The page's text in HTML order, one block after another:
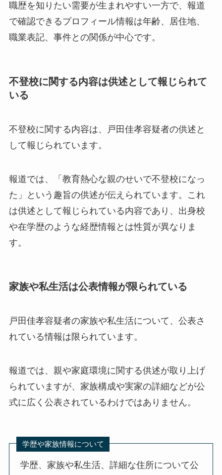
職歴を知りたい需要が生まれやすい一方で、報道
で確認できるプロフィール情報は年齢、居住地、
職業表記、事件との関係が中心です。
不登校に関する内容は供述として報じられて
いる
不登校に関する内容は、戸田佳孝容疑者の供述と
して報じられています。
報道では、「教育熱心な親のせいで不登校になっ
た」という趣旨の供述が伝えられています。これ
は供述として報じられている内容であり、出身校
や在学歴のような経歴情報とは性質が異なりま
す。
家族や私生活は公表情報が限られている
戸田佳孝容疑者の家族や私生活について、公表さ
れている情報は限られています。
報道では、親や家庭環境に関する供述が取り上げ
られていますが、家族構成や実家の詳細などが公
式に広く公表されているわけではありません。
学歴や家族情報について
学歴、家族や私生活、詳細な住所について公